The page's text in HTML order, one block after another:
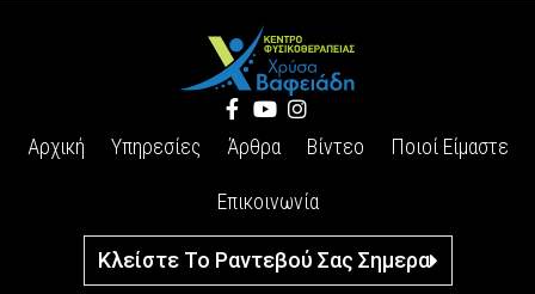
Αρχική Υπηρεσίες Άρθρα Βίντεο Ποιοί Είμαστε
Επικοινωνία
Κλείστε Το Ραντεβού Σας Σημερα